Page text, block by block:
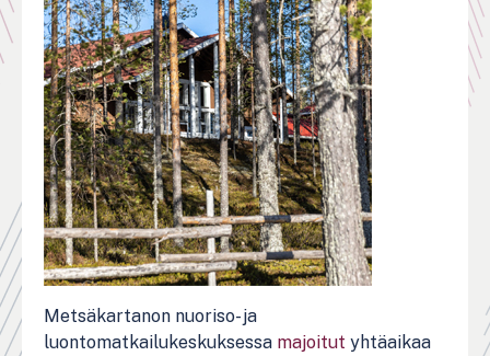
Metsäkartanon nuoriso- ja
luontomatkailukeskuksessa majoitut yhtäaikaa